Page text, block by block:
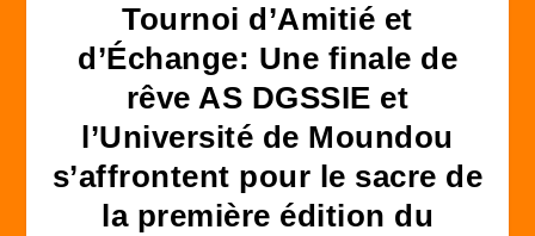
Tournoi d’Amitié et
d’Échange: Une finale de
rêve AS DGSSIE et
l’Université de Moundou
s’affrontent pour le sacre de
la première édition du